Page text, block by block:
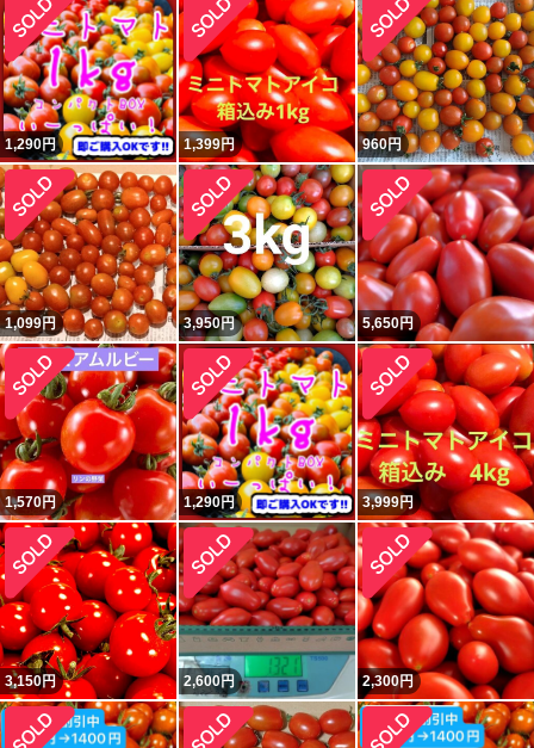
1,290円 1,399円 960円
1,099円 3,950円 5,650円
1,570円 1,290円 3,999円
3,150円 2,600円 2,300円